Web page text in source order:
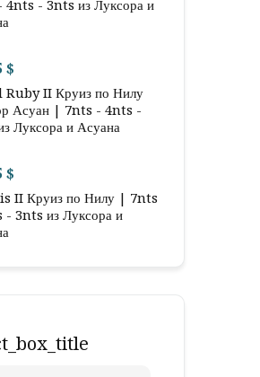
4nts - 3nts из Луксора и
$
Ruby II Круиз по Нилу
Асуан | 7nts - 4nts -
Луксора и Асуана
$
II Круиз по Нилу | 7nts
- 3nts из Луксора и